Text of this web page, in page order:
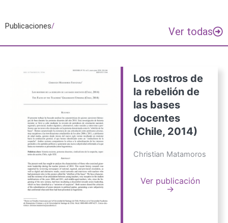
Publicaciones/ Ver todas
Los rostros de
la rebelión de
las bases
docentes
(Chile, 2014)
Christian Matamoros
Ver publicación
→